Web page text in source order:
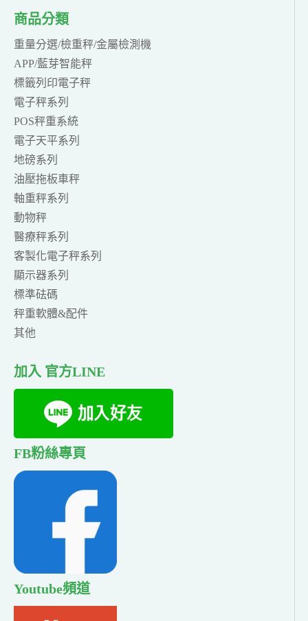
商品分類
重量分選/檢重秤/金屬檢測機
APP/藍芽智能秤
標籤列印電子秤
電子秤系列
POS秤重系統
電子天平系列
地磅系列
油壓拖板車秤
軸重秤系列
動物秤
醫療秤系列
客製化電子秤系列
顯示器系列
標準砝碼
秤重軟體&配件
其他
加入 官方LINE
FB粉絲專頁
Youtube頻道